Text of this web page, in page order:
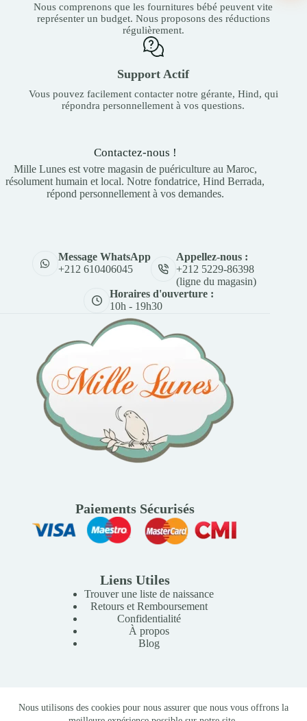
Nous utilisons des cookies pour nous assurer que nous vous offrons la
Nous comprenons que les fournitures bébé peuvent vite
représenter un budget. Nous proposons des réductions
régulièrement.
Support Actif
Vous pouvez facilement contacter notre gérante, Hind, qui
répondra personnellement à vos questions.
Contactez-nous !
Mille Lunes est votre magasin de puériculture au Maroc,
résolument humain et local. Notre fondatrice, Hind Berrada,
répond personnellement à vos demandes.
Message WhatsApp
+212 610406045
Appellez-nous :
+212 5229-86398
(ligne du magasin)
Horaires d'ouverture :
10h - 19h30
Paiements Sécurisés
Liens Utiles
Trouver une liste de naissance
Retours et Remboursement
Confidentialité
À propos
Blog
Copyright © 2026 Mille Lunes - Création du site :
Baptiste
-Conditions Générales de Vente